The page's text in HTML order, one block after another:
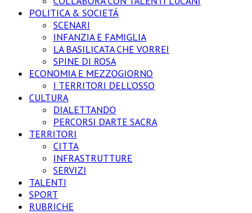
POLITICA & SOCIETÁ
SCENARI
INFANZIA E FAMIGLIA
LA BASILICATA CHE VORREI
SPINE DI ROSA
ECONOMIA E MEZZOGIORNO
I TERRITORI DELL’OSSO
CULTURA
DIALETTANDO
PERCORSI D’ARTE SACRA
TERRITORI
CITTA
INFRASTRUTTURE
SERVIZI
TALENTI
SPORT
RUBRICHE